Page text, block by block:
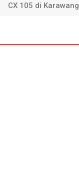
CX 105 di Karawang